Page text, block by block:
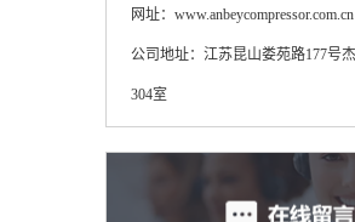
网址：www.anbeycompressor.com.cn
公司地址：江苏昆山娄苑路177号
304室